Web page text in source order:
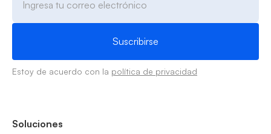
Estoy de acuerdo con la política de privacidad
Soluciones